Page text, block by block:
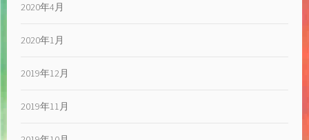
2020年4月
2020年1月
2019年12月
2019年11月